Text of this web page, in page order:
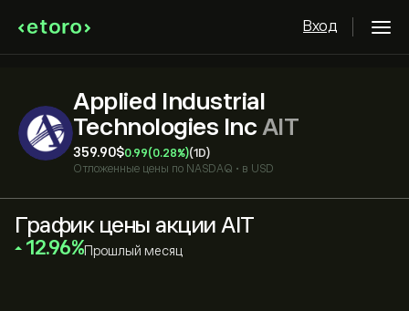
Вход
Applied Industrial
Technologies Inc AIT
359.90‎$‎0.99(0.28%)(1D)
Отложенные цены по NASDAQ • в USD
График цены акции AIT
‎12.96‎ Прошлый месяц